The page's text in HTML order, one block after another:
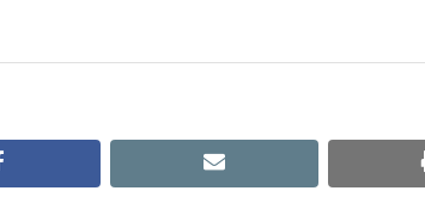
facebook email